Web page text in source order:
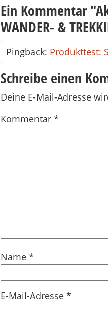
Ein Kommentar "
WANDER- &
Pingback: Produkttest:
Schreibe einen
Deine E-Mail-Adresse
Kommentar *
Name *
E-Mail-Adresse *